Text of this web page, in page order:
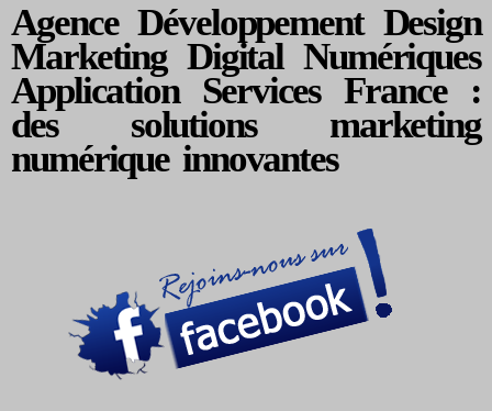
Agence Développement Design
Marketing Digital Numériques
Application Services France :
des solutions marketing
numérique innovantes